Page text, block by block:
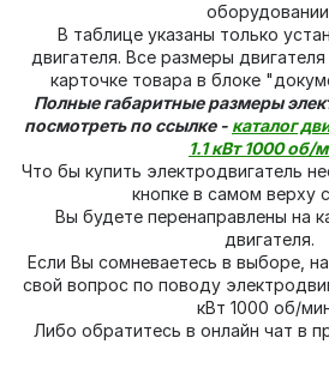
В таблице указаны только
двигателя. Все размеры
карточке товара в блоке
Полные габаритные размеры
посмотреть по ссылке - каталог
1.1 кВт 1000 об/
Что бы купить электродвигатель
кнопке в самом верху
Вы будете перенаправлены на
двигателя.
Если Вы сомневаетесь в выборе,
свой вопрос по поводу
кВт 1000 об/
Либо обратитесь в онлайн чат в